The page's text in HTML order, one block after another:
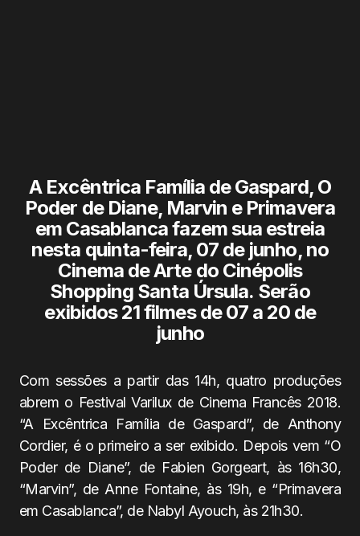
A Excêntrica Família de Gaspard, O
Poder de Diane, Marvin e Primavera
em Casablanca fazem sua estreia
nesta quinta-feira, 07 de junho, no
Cinema de Arte do Cinépolis
Shopping Santa Úrsula. Serão
exibidos 21 filmes de 07 a 20 de
junho
Com sessões a partir das 14h, quatro produções
abrem o Festival Varilux de Cinema Francês 2018.
“A Excêntrica Família de Gaspard”, de Anthony
Cordier, é o primeiro a ser exibido. Depois vem “O
Poder de Diane”, de Fabien Gorgeart, às 16h30,
“Marvin”, de Anne Fontaine, às 19h, e “Primavera
em Casablanca”, de Nabyl Ayouch, às 21h30.